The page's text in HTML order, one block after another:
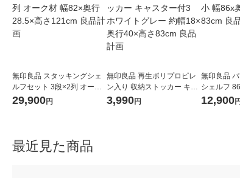
無印良品 スタッキングシェ
ルフセット 3段×2列 オーク
材 幅82×奥行28.5×高さ121c
29,900円
無印良品 再生ポリプロピレ
ン入り 収納ストッカー キャ
スター付3 ホワイトグレー
3,990円
無印良品
シェルフ
行39.5x高
12,900円
最近見た商品